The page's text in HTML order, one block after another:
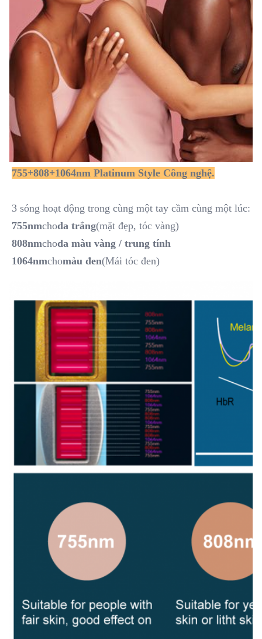
755+808+1064nm Platinum Style Công nghệ.
3 sóng hoạt động trong cùng một tay cầm cùng một lúc:
755nmchoda trắng(mặt đẹp, tóc vàng)
808nmchoda màu vàng / trung tính
1064nmchomàu đen(Mái tóc đen)